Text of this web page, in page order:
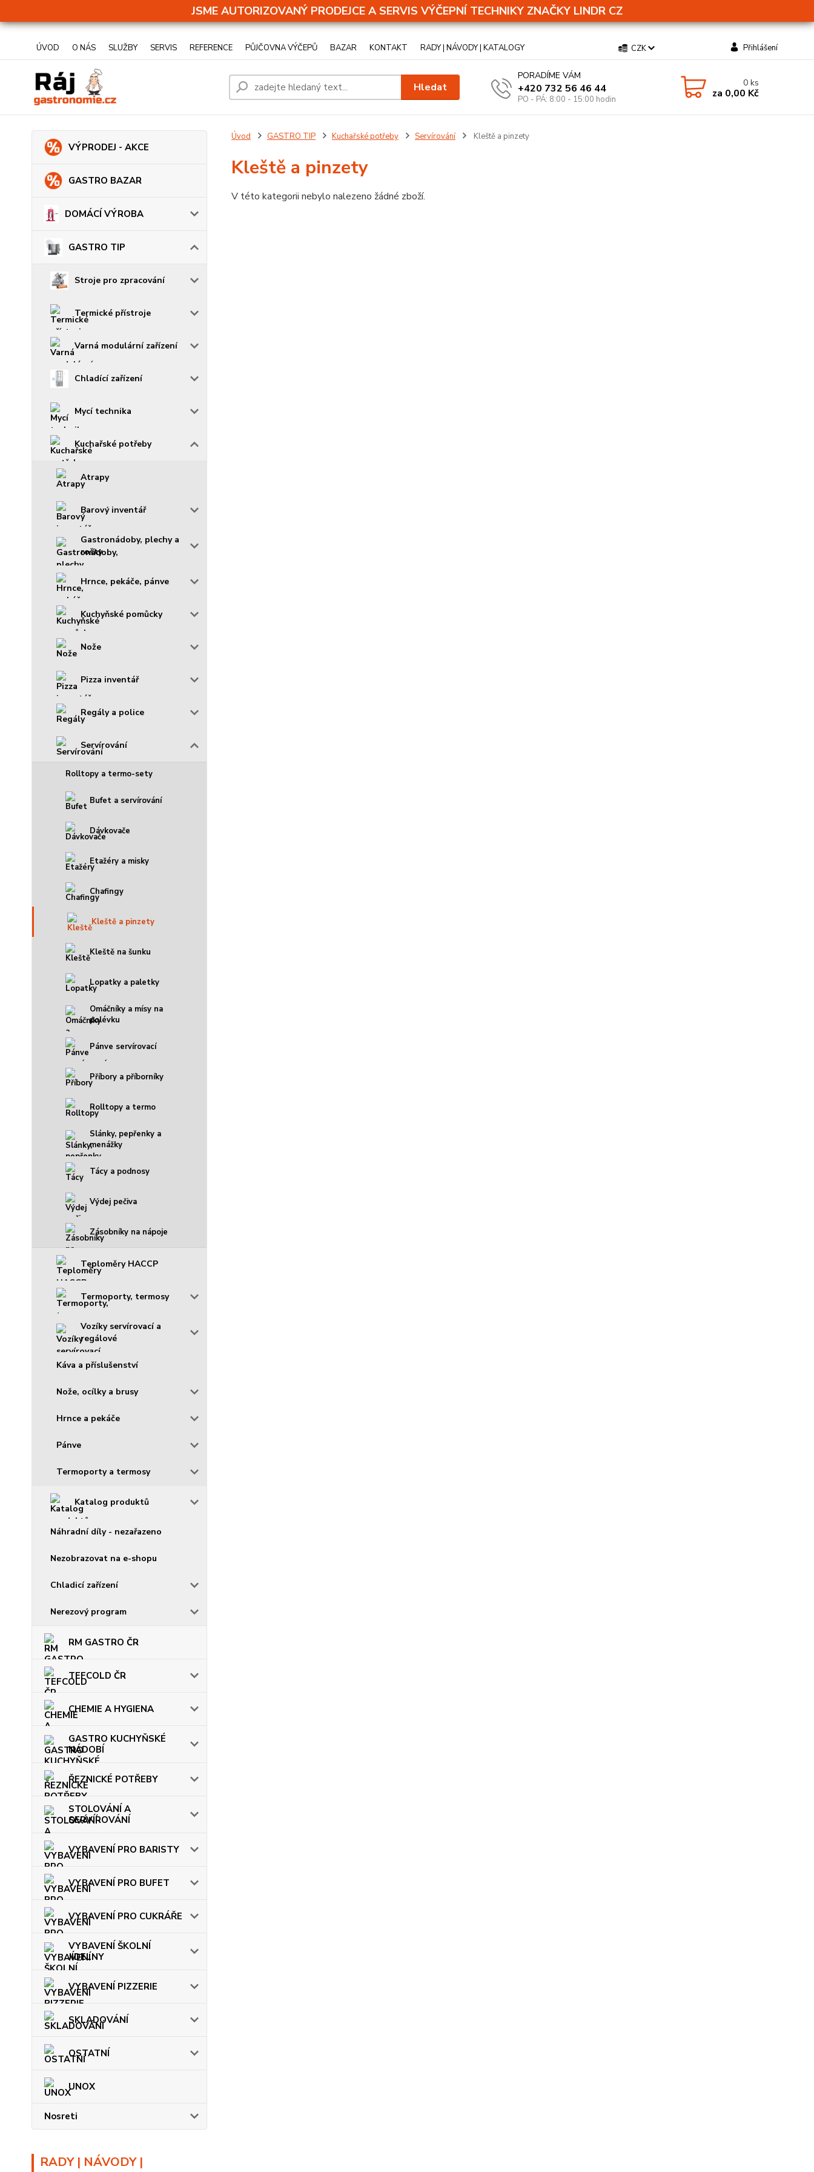
JSME AUTORIZOVANÝ PRODEJCE A SERVIS VÝČEPNÍ TECHNIKY ZNAČKY LINDR CZ
ÚVOD O NÁS SLUŽBY SERVIS REFERENCE PŮJČOVNA VÝČEPŮ BAZAR KONTAKT RADY | NÁVODY | KATALOGY CZK Přihlášení
Hledat
PORADÍME VÁM
+420 732 56 46 44
PO - PÁ: 8:00 - 15:00 hodin
0ks
za 0,00 Kč
VÝPRODEJ - AKCE
GASTRO BAZAR
DOMÁCÍ VÝROBA
GASTRO TIP
Stroje pro zpracování
Termické přístroje
Varná modulární zařízení
Chladící zařízení
Mycí technika
Kuchařské potřeby
Atrapy
Barový inventář
Gastronádoby, plechy a
rošty
Hrnce, pekáče, pánve
Kuchyňské pomůcky
Nože
Pizza inventář
Regály a police
Servírování
Rolltopy a termo-sety
Bufet a servírování
Dávkovače
Etažéry a misky
Chafingy
Kleště a pinzety
Kleště na šunku
Lopatky a paletky
Omáčníky a mísy na
polévku
Pánve servírovací
Příbory a příborníky
Rolltopy a termo
Slánky, pepřenky a
menážky
Tácy a podnosy
Výdej pečiva
Zásobníky na nápoje
Teploměry HACCP
Termoporty, termosy
Vozíky servírovací a
regálové
Káva a příslušenství
Nože, ocílky a brusy
Hrnce a pekáče
Pánve
Termoporty a termosy
Katalog produktů
Náhradní díly - nezařazeno
Nezobrazovat na e-shopu
Chladicí zařízení
Nerezový program
RM GASTRO ČR
TEFCOLD ČR
CHEMIE A HYGIENA
GASTRO KUCHYŇSKÉ
NÁDOBÍ
ŘEZNICKÉ POTŘEBY
STOLOVÁNÍ A
SERVÍROVÁNÍ
VYBAVENÍ PRO BARISTY
VYBAVENÍ PRO BUFET
VYBAVENÍ PRO CUKRÁŘE
VYBAVENÍ ŠKOLNÍ
JÍDELNY
VYBAVENÍ PIZZERIE
SKLADOVÁNÍ
OSTATNÍ
UNOX
Nosreti
RADY | NÁVODY |
Úvod GASTRO TIP Kuchařské potřeby Servírování Kleště a pinzety
Kleště a pinzety
V této kategorii nebylo nalezeno žádné zboží.